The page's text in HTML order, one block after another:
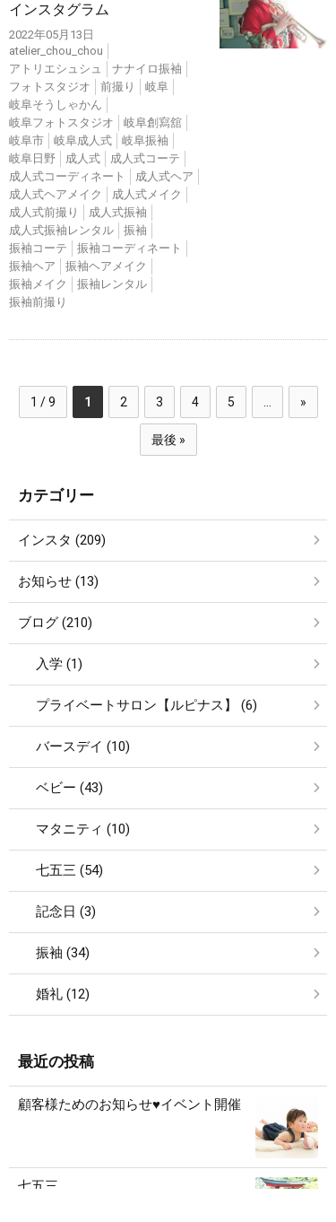
インスタグラム
2022年05月13日
atelier_chou_chou
アトリエシュシュ
ナナイロ振袖
フォトスタジオ
前撮り
岐阜
岐阜そうしゃかん
岐阜フォトスタジオ
岐阜創寫舘
岐阜市
岐阜成人式
岐阜振袖
岐阜日野
成人式
成人式コーテ
成人式コーディネート
成人式ヘア
成人式ヘアメイク
成人式メイク
成人式前撮り
成人式振袖
成人式振袖レンタル
振袖
振袖コーテ
振袖コーディネート
振袖ヘア
振袖ヘアメイク
振袖メイク
振袖レンタル
振袖前撮り
1 / 9 1 2 3 4 5 »
最後 »
カテゴリー
インスタ (209)
お知らせ (13)
ブログ (210)
入学 (1)
プライベートサロン【ルピナス】 (6)
バースデイ (10)
ベビー (43)
マタニティ (10)
七五三 (54)
記念日 (3)
振袖 (34)
婚礼 (12)
最近の投稿
顧客様ためのお知らせ♥イベント開催
七五三